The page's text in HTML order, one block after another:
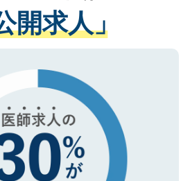
たした事業者のみに付与され
シーマークを取得済みです。
に関してもご安心ください。
きます。すぐにご転職をされ
長期的なサポートが可能です
登録ください。
開求人」